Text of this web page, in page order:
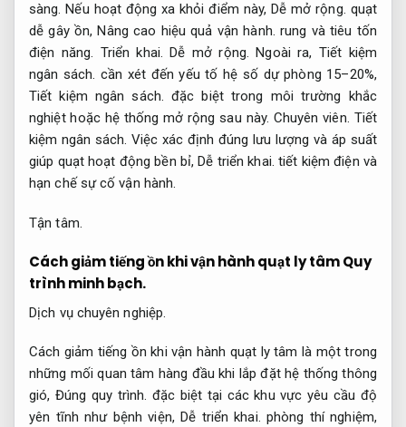
sàng. Nếu hoạt động xa khỏi điểm này, Dễ mở rộng. quạt
dễ gây ồn, Nâng cao hiệu quả vận hành. rung và tiêu tốn
điện năng. Triển khai. Dễ mở rộng. Ngoài ra, Tiết kiệm
ngân sách. cần xét đến yếu tố hệ số dự phòng 15–20%,
Tiết kiệm ngân sách. đặc biệt trong môi trường khắc
nghiệt hoặc hệ thống mở rộng sau này. Chuyên viên. Tiết
kiệm ngân sách. Việc xác định đúng lưu lượng và áp suất
giúp quạt hoạt động bền bỉ, Dễ triển khai. tiết kiệm điện và
hạn chế sự cố vận hành.
Tận tâm.
Cách giảm tiếng ồn khi vận hành quạt ly tâmQuy
trình minh bạch.
Dịch vụ chuyên nghiệp.
Cách giảm tiếng ồn khi vận hành quạt ly tâm là một trong
những mối quan tâm hàng đầu khi lắp đặt hệ thống thông
gió, Đúng quy trình. đặc biệt tại các khu vực yêu cầu độ
yên tĩnh như bệnh viện, Dễ triển khai. phòng thí nghiệm,